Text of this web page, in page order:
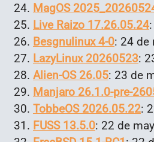
MagOS
Live Raizo 17.26.05.24
Besgnulinux 4-0: 24 de
LazyLinux 20260523:
Alien-OS 26.05: 23 de
Manjaro 26.1.0-pre-
TobbeOS 2026.05.22:
FUSS 13.5.0: 22 de